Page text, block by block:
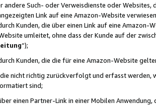
andere Such- oder Verweisdienste oder Websites,
Link auf eine Amazon-Website
Kunden, die über einen Link auf eine
umleitet, ohne dass der Kunde auf der
“);
Kunden, die die für eine Amazon-Website
nicht richtig zurückverfolgt und erfasst werden,
sind;
einen Partner-Link in einer Mobilen